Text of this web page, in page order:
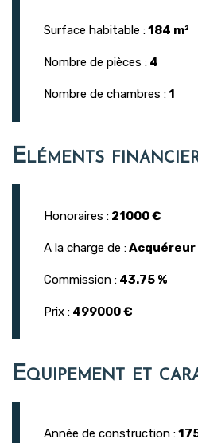
Surface habitable :184 m²
Nombre de pièces : 4
Nombre de chambres :1
Eléments
Honoraires : 21000 €
A la charge de :Acquéreur
Commission : 43.75 %
Prix : 499000 €
Equipement et
Année de construction :